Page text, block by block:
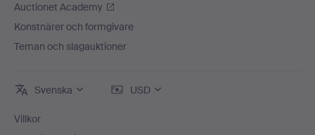
Auctionet Academy
Konstnärer och formgivare
Teman och slagauktioner
Svenska USD
Villkor